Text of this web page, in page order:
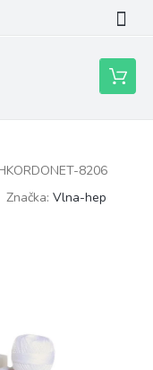
Nákupní
košík
8206
Značka: Vlna-hep